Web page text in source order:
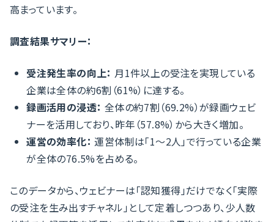
高まっています。
調査結果サマリー：
受注発生率の向上： 月1件以上の受注を実現している
企業は全体の約6割（61%）に達する。
録画活用の浸透： 全体の約7割（69.2%）が録画ウェビ
ナーを活用しており、昨年（57.8%）から大きく増加。
運営の効率化： 運営体制は「1〜2人」で行っている企業
が全体の76.5%を占める。
このデータから、ウェビナーは「認知獲得」だけでなく「実際
の受注を生み出すチャネル」として定着しつつあり、少人数